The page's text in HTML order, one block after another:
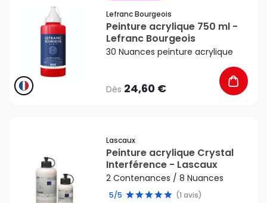
Lefranc Bourgeois
Peinture acrylique 750 ml -
Lefranc Bourgeois
30 Nuances peinture acrylique
Dès 24,60 €
Lascaux
Peinture acrylique Crystal
Interférence - Lascaux
2 Contenances / 8 Nuances
5/5 (1 avis)